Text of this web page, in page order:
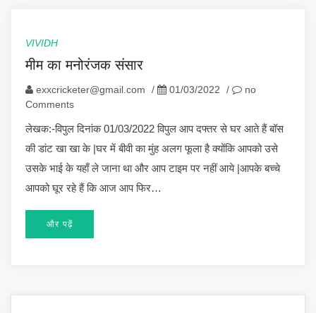
VIVIDH
मीम का मनोरंजक संसार
exxcricketer@gmail.com / 01/03/2022 /
no
Comments
लेखक:-विपुल दिनांक 01/03/2022 विपुल आप दफ्तर से घर आते हैं बॉस
की डांट खा खा के |घर में बीवी का मुंह अलग फूला है क्योंकि आपको उसे
उसके भाई के यहाँ ले जाना था और आप टाइम पर नहीं आये |आपके बच्चे
आपको घूर रहे हैं कि आज आप फिर…
और पढ़ें